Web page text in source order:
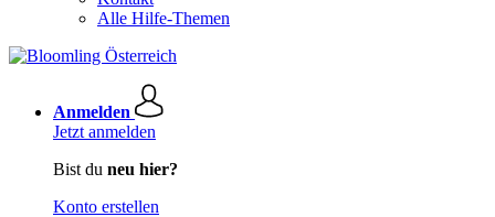
Alle Hilfe-Themen
Anmelden
Jetzt anmelden
Bist du neu hier?
Konto erstellen